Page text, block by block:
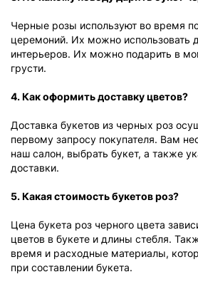
Черные розы используют во время
церемоний. Их можно использовать
интерьеров. Их можно подарить в
грусти.
4. Как оформить доставку цветов?
Доставка букетов из черных роз
первому запросу покупателя. Вам
наш салон, выбрать букет, а также
доставки.
5. Какая стоимость букетов роз?
Цена букета роз черного цвета
цветов в букете и длины стебля.
время и расходные материалы,
при составлении букета.